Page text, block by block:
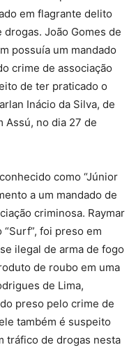
em flagrante delito
João Gomes de
possuía um mandado
crime de associação
de ter praticado o
Inácio da Silva, de
Assú, no dia 27 de
como “Júnior
a um mandado de
criminosa. Raymar
foi preso em
ilegal de arma de fogo
de roubo em uma
de Lima,
preso pelo crime de
também é suspeito
tráfico de drogas nesta